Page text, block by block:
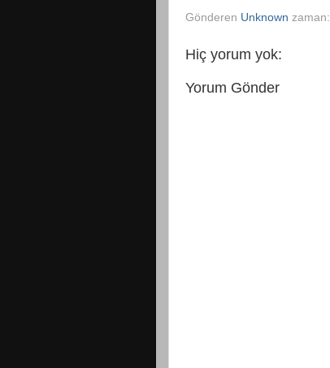
Gönderen Unknown zaman:
Hiç yorum yok:
Yorum Gönder